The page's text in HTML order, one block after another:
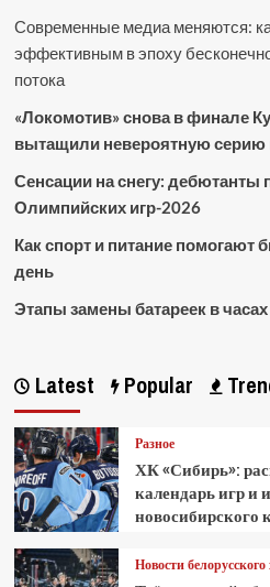
Современные медиа меняются:
эффективным в эпоху
потока
«Локомотив» снова в финале
вытащили невероятную серию
Сенсации на снегу: дебютанты
Олимпийских игр-2026
Как спорт и питание
день
Этапы замены батареек в часах
Latest Popular
Разное
ХК «Сибирь»:
календарь игр и
новосибирского
Новости белорусского